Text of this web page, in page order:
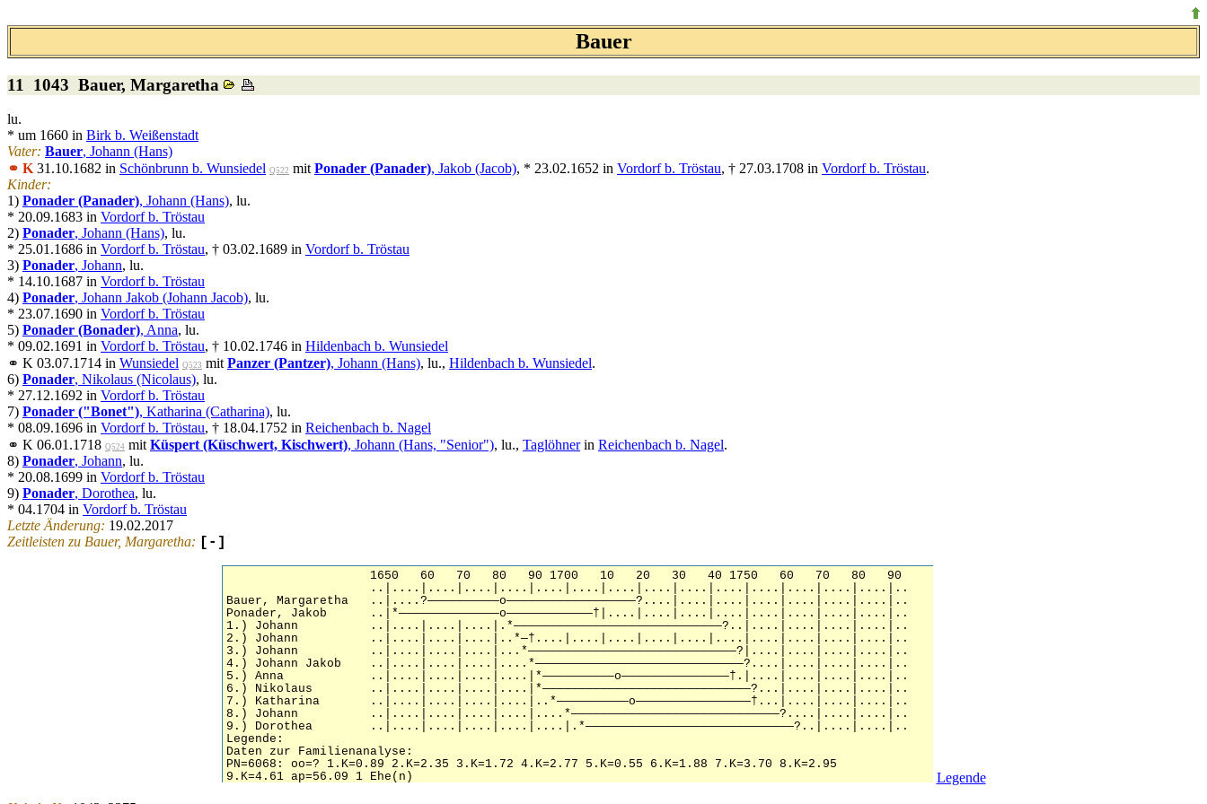
Bauer
11 1043 Bauer, Margaretha
lu.
* um 1660 in Birk b. Weißenstadt
Vater: Bauer, Johann (Hans)
⚭ K31.10.1682 in Schönbrunn b. Wunsiedel Q522 mitPonader (Panader), Jakob (Jacob), * 23.02.1652 in Vordorf b. Tröstau, † 27.03.1708 in Vordorf b. Tröstau.
Kinder:
1) Ponader (Panader), Johann (Hans), lu.
* 20.09.1683 in Vordorf b. Tröstau
2) Ponader, Johann (Hans), lu.
* 25.01.1686 in Vordorf b. Tröstau, † 03.02.1689 in Vordorf b. Tröstau
3) Ponader, Johann, lu.
* 14.10.1687 in Vordorf b. Tröstau
4) Ponader, Johann Jakob (Johann Jacob), lu.
* 23.07.1690 in Vordorf b. Tröstau
5) Ponader (Bonader), Anna, lu.
* 09.02.1691 in Vordorf b. Tröstau, † 10.02.1746 in Hildenbach b. Wunsiedel
⚭ K 03.07.1714 in Wunsiedel Q523 mitPanzer (Pantzer), Johann (Hans), lu., Hildenbach b. Wunsiedel.
6) Ponader, Nikolaus (Nicolaus), lu.
* 27.12.1692 in Vordorf b. Tröstau
7) Ponader ("Bonet"), Katharina (Catharina), lu.
* 08.09.1696 in Vordorf b. Tröstau, † 18.04.1752 in Reichenbach b. Nagel
⚭ K 06.01.1718 Q524 mitKüspert (Küschwert, Kischwert), Johann (Hans, "Senior"), lu., Taglöhnerin Reichenbach b. Nagel.
8) Ponader, Johann, lu.
* 20.08.1699 in Vordorf b. Tröstau
9) Ponader, Dorothea, lu.
* 04.1704 in Vordorf b. Tröstau
Letzte Änderung: 19.02.2017
Zeitleisten zu Bauer, Margaretha:
[-]
Legende